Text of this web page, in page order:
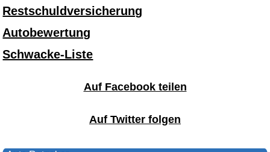
Restschuldversicherung
Autobewertung
Schwacke-Liste
Auf Facebook teilen
Auf Twitter folgen